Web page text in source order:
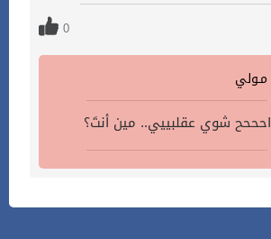
0
احححح شوي عقلبييي.. مين أنتَ؟